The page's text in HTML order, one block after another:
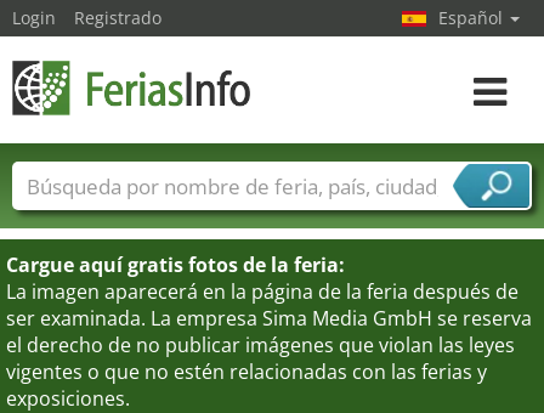
Cargue aquí gratis fotos de la feria:
La imagen aparecerá en la página de la feria después de
ser examinada. La empresa Sima Media GmbH se reserva
el derecho de no publicar imágenes que violan las leyes
vigentes o que no estén relacionadas con las ferias y
exposiciones.
Login Registrado Español
toggle
Nombres de ferias Países
Ciudades
Sectores de ferias
Sectores de proveedor de servicios